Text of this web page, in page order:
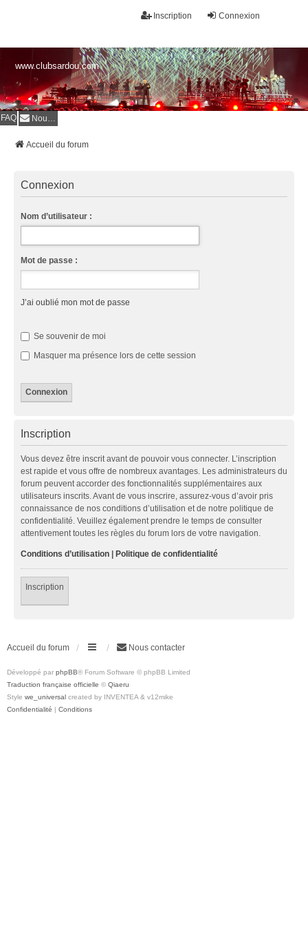
Connexion
Inscription
www.clubsardou.com
FAQ Nous contacter
Accueil du forum
Connexion
Nom d’utilisateur :
Mot de passe :
J’ai oublié mon mot de passe
Se souvenir de moi
Masquer ma présence lors de cette session
Inscription
Vous devez être inscrit avant de pouvoir vous connecter. L’inscription
est rapide et vous offre de nombreux avantages. Les administrateurs du
forum peuvent accorder des fonctionnalités supplémentaires aux
utilisateurs inscrits. Avant de vous inscrire, assurez-vous d’avoir pris
connaissance de nos conditions d’utilisation et de notre politique de
confidentialité. Veuillez également prendre le temps de consulter
attentivement toutes les règles du forum lors de votre navigation.
Conditions d’utilisation | Politique de confidentialité
Inscription
Accueil du forum Nous contacter
Développé par phpBB® Forum Software © phpBB Limited
Traduction française officielle © Qiaeru
Style we_universal created by INVENTEA & v12mike
Confidentialité | Conditions